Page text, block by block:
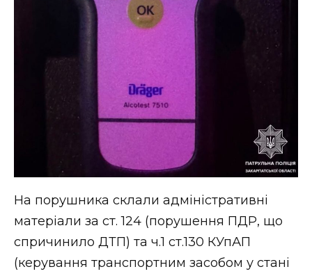
На порушника склали адміністративні
матеріали за ст. 124 (порушення ПДР, що
спричинило ДТП) та ч.1 ст.130 КУпАП
(керування транспортним засобом у стані